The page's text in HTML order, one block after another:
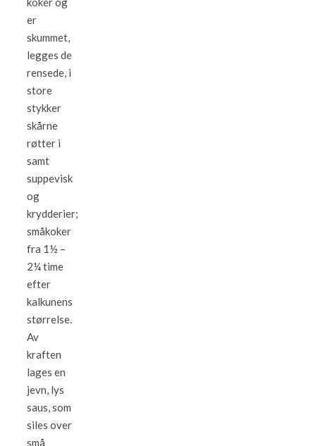
er
skummet,
legges de
rensede, i
store
stykker
skårne
røtter i
samt
suppevisk
og
krydderier;
småkoker
fra 1½ –
2¼ time
efter
kalkunens
størrelse.
Av
kraften
lages en
jevn, lys
saus, som
siles over
små